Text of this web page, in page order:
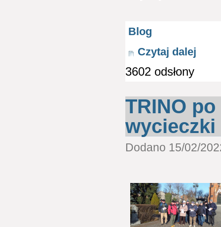
Blog
Czytaj dalej
3602 odsłony
TRINO
wycieczki
Dodano 15/02/